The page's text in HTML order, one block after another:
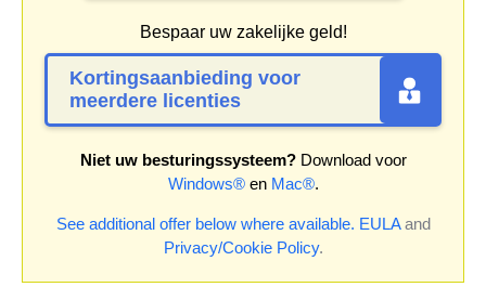
Bespaar uw zakelijke geld!
Kortingsaanbieding voor
meerdere licenties
Niet uw besturingssysteem?Download voor
Windows®en Mac®.
See additional offer below where available. EULAand
Privacy/Cookie Policy.